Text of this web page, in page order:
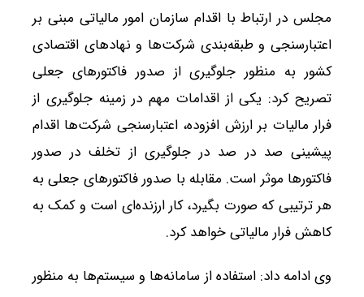
مجلس در ارتباط با اقدام سازمان امور مالیاتی مبنی بر
اعتبارسنجی و طبقه‌بندی شرکت‌ها و نهادهای اقتصادی
کشور به منظور جلوگیری از صدور فاکتورهای جعلی
تصریح کرد: یکی از اقدامات مهم در زمینه جلوگیری از
فرار مالیات بر ارزش افزوده، اعتبارسنجی شرکت‌ها اقدام
پیشینی صد در صد در جلوگیری از تخلف در صدور
فاکتورها موثر است. مقابله با صدور فاکتورهای جعلی به
هر ترتیبی که صورت بگیرد، کار ارزنده‌ای است و کمک به
کاهش فرار مالیاتی خواهد کرد.
وی ادامه داد: استفاده از سامانه‌ها و سیستم‌ها به منظور